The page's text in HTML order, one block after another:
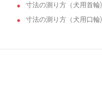
寸法の測り方（犬用首輪)
寸法の測り方（犬用口輪)